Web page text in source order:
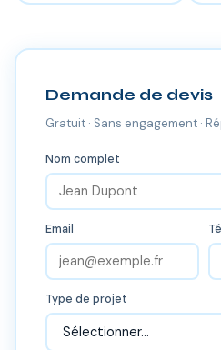
Demande de devis
Gratuit · Sans engagement ·
Nom complet
Email
Type de projet